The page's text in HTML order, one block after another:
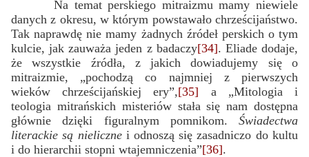
Na temat perskiego mitraizmu mamy niewiele
danych z okresu, w którym powstawało chrześcijaństwo.
Tak naprawdę nie mamy żadnych źródeł perskich o tym
kulcie, jak zauważa jeden z badaczy[34]. Eliade dodaje,
że wszystkie źródła, z jakich dowiadujemy się o
mitraizmie, „pochodzą co najmniej z pierwszych
wieków chrześcijańskiej ery”,[35] a „Mitologia i
teologia mitrańskich misteriów stała się nam dostępna
głównie dzięki figuralnym pomnikom. Świadectwa
literackie są nielicznei odnoszą się zasadniczo do kultu
i do hierarchii stopni wtajemniczenia”[36].